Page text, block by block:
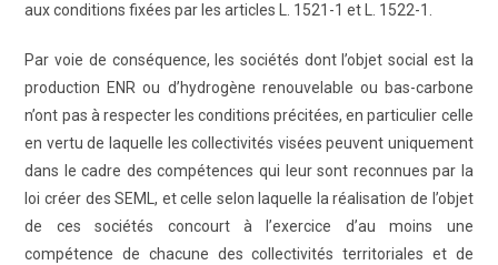
aux conditions fixées par les articles L. 1521-1 et L. 1522-1.
Par voie de conséquence, les sociétés dont l’objet social est la
production ENR ou d’hydrogène renouvelable ou bas-carbone
n’ont pas à respecter les conditions précitées, en particulier celle
en vertu de laquelle les collectivités visées peuvent uniquement
dans le cadre des compétences qui leur sont reconnues par la
loi créer des SEML, et celle selon laquelle la réalisation de l’objet
de ces sociétés concourt à l’exercice d’au moins une
compétence de chacune des collectivités territoriales et de